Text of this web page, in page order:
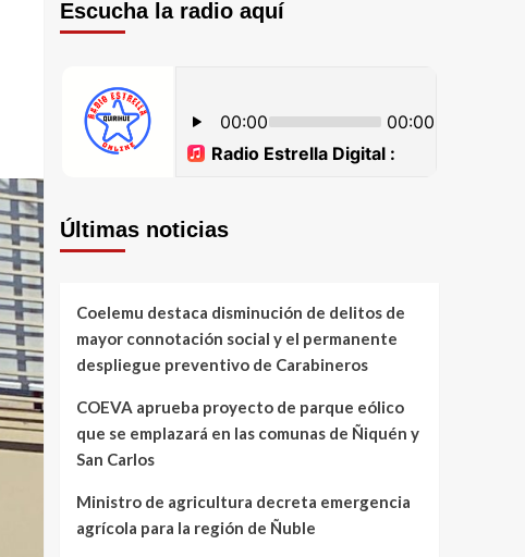
Escucha la radio aquí
Últimas noticias
Coelemu destaca disminución de delitos de
mayor connotación social y el permanente
despliegue preventivo de Carabineros
COEVA aprueba proyecto de parque eólico
que se emplazará en las comunas de Ñiquén y
San Carlos
Ministro de agricultura decreta emergencia
agrícola para la región de Ñuble